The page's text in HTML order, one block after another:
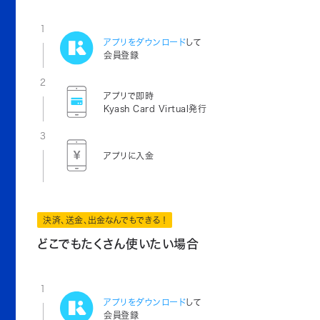
1
アプリをダウンロードして
会員登録
2
アプリで即時
Kyash Card Virtual発行
3
アプリに入金
決済、送金、出金なんでもできる！
どこでもたくさん使いたい場合
1
アプリをダウンロードして
会員登録